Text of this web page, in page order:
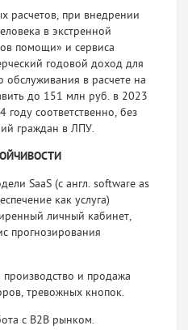
расчетов, при внедрении
в экстренной
помощи» и сервиса
годо­вой доход для
обслуживания в расче­те на
до 151 млн руб. в 2023
соответственно, без
граждан в ЛПУ.
SaaS (с англ. software as
как услуга)
личный кабинет,
прогнозирования
и продажа
тревожных кнопок.
с B2B рынком.